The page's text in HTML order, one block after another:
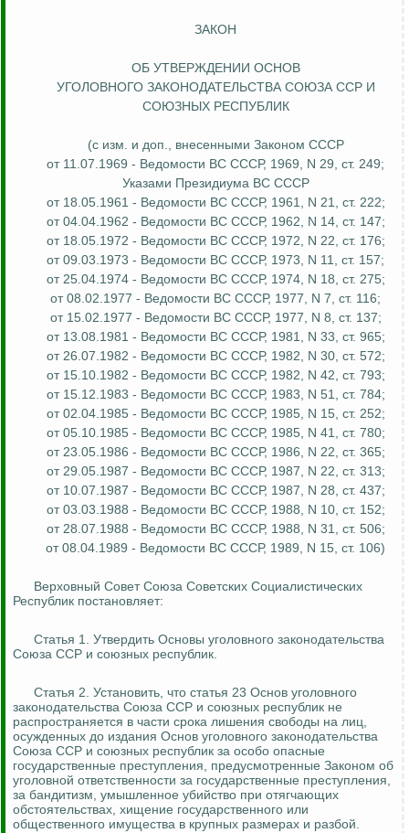
ЗАКОН
ОБ УТВЕРЖДЕНИИ ОСНОВ
УГОЛОВНОГО ЗАКОНОДАТЕЛЬСТВА СОЮЗА ССР И
СОЮЗНЫХ РЕСПУБЛИК
(с изм. и доп., внесенными Законом СССР
от 11.07.1969 - Ведомости ВС СССР, 1969, N 29, ст. 249;
Указами Президиума ВС СССР
от 18.05.1961 - Ведомости ВС СССР, 1961, N 21, ст. 222;
от 04.04.1962 - Ведомости ВС СССР, 1962, N 14, ст. 147;
от 18.05.1972 - Ведомости ВС СССР, 1972, N 22, ст. 176;
от 09.03.1973 - Ведомости ВС СССР, 1973, N 11, ст. 157;
от 25.04.1974 - Ведомости ВС СССР, 1974, N 18, ст. 275;
от 08.02.1977 - Ведомости ВС СССР, 1977, N 7, ст. 116;
от 15.02.1977 - Ведомости ВС СССР, 1977, N 8, ст. 137;
от 13.08.1981 - Ведомости ВС СССР, 1981, N 33, ст. 965;
от 26.07.1982 - Ведомости ВС СССР, 1982, N 30, ст. 572;
от 15.10.1982 - Ведомости ВС СССР, 1982, N 42, ст. 793;
от 15.12.1983 - Ведомости ВС СССР, 1983, N 51, ст. 784;
от 02.04.1985 - Ведомости ВС СССР, 1985, N 15, ст. 252;
от 05.10.1985 - Ведомости ВС СССР, 1985, N 41, ст. 780;
от 23.05.1986 - Ведомости ВС СССР, 1986, N 22, ст. 365;
от 29.05.1987 - Ведомости ВС СССР, 1987, N 22, ст. 313;
от 10.07.1987 - Ведомости ВС СССР, 1987, N 28, ст. 437;
от 03.03.1988 - Ведомости ВС СССР, 1988, N 10, ст. 152;
от 28.07.1988 - Ведомости ВС СССР, 1988, N 31, ст. 506;
от 08.04.1989 - Ведомости ВС СССР, 1989, N 15, ст. 106)
Верховный Совет Союза Советских Социалистических
Республик постановляет:
Статья 1. Утвердить Основы уголовного законодательства
Союза ССР и союзных республик.
Статья 2. Установить, что статья 23 Основ уголовного
законодательства Союза ССР и союзных республик не
распространяется в части срока лишения свободы на лиц,
осужденных до издания Основ уголовного законодательства
Союза ССР и союзных республик за особо опасные
государственные преступления, предусмотренные Законом об
уголовной ответственности за государственные преступления,
за бандитизм, умышленное убийство при отягчающих
обстоятельствах, хищение государственного или
общественного имущества в крупных размерах и разбой.